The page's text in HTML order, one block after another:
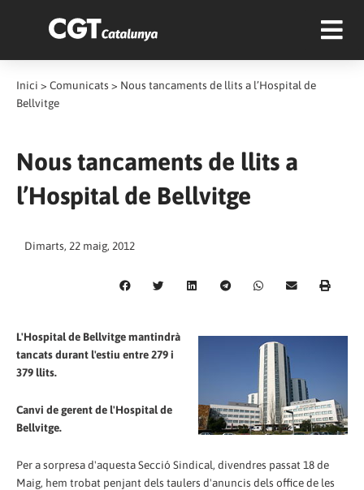
Inici > Comunicats > Nous tancaments de llits a l’Hospital de
Bellvitge
Nous tancaments de llits a
l’Hospital de Bellvitge
Dimarts, 22 maig, 2012
L'Hospital de Bellvitge mantindrà
tancats durant l'estiu entre 279 i
379 llits.
Canvi de gerent de l'Hospital de
Bellvitge.
Per a sorpresa d'aquesta Secció Sindical, divendres passat 18 de
Maig, hem trobat penjant dels taulers d'anuncis dels office de les